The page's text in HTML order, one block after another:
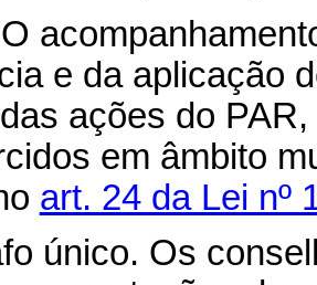
e da aplicação
ações do
em âmbito
art. 24 da Lei nº
único. Os